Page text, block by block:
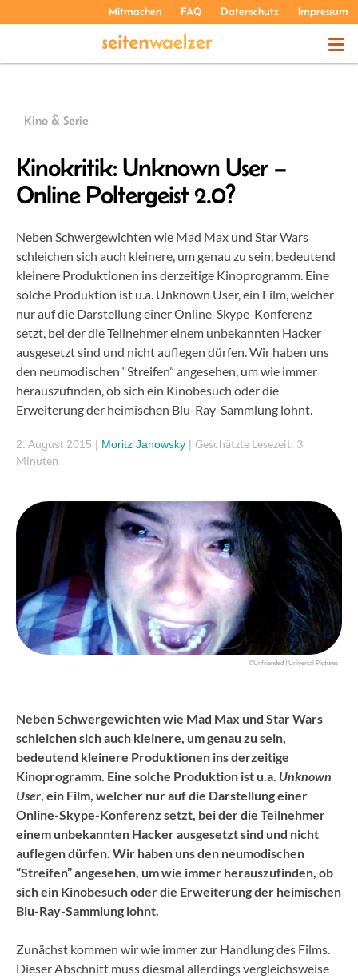
Mitmachen FAQ Datenschutz Impressum
ÜBER UNS
Kino & Serie
Kinokritik: Unknown User –
Online Poltergeist 2.0?
Neben Schwergewichten wie Mad Max und Star Wars
schleichen sich auch kleinere, um genau zu sein, bedeutend
kleinere Produktionen ins derzeitige Kinoprogramm. Eine
solche Produktion ist u.a. Unknown User, ein Film, welcher
nur auf die Darstellung einer Online-Skype-Konferenz
setzt, bei der die Teilnehmer einem unbekannten Hacker
ausgesetzt sind und nicht auflegen dürfen. Wir haben uns
den neumodischen “Streifen” angesehen, um wie immer
herauszufinden, ob sich ein Kinobesuch oder die
Erweiterung der heimischen Blu-Ray-Sammlung lohnt.
2. August 2015 | Moritz Janowsky | Geschätzte Lesezeit: 3
Minuten
©Unfriended | Universal Pictures
Neben Schwergewichten wie Mad Max und Star Wars
schleichen sich auch kleinere, um genau zu sein,
bedeutend kleinere Produktionen ins derzeitige
Kinoprogramm. Eine solche Produktion ist u.a. Unknown
User, ein Film, welcher nur auf die Darstellung einer
Online-Skype-Konferenz setzt, bei der die Teilnehmer
einem unbekannten Hacker ausgesetzt sind und nicht
auflegen dürfen. Wir haben uns den neumodischen
“Streifen” angesehen, um wie immer herauszufinden, ob
sich ein Kinobesuch oder die Erweiterung der heimischen
Blu-Ray-Sammlung lohnt.
Zunächst kommen wir wie immer zur Handlung des Films.
Dieser Abschnitt muss diesmal allerdings vergleichsweise